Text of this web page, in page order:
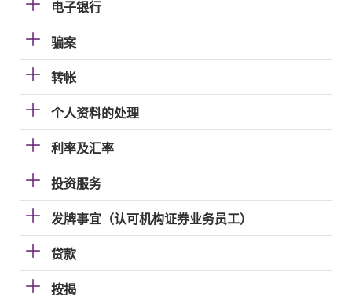
电子银行
骗案
转帐
个人资料的处理
利率及汇率
投资服务
发牌事宜（认可机构证券业务员工）
贷款
按揭